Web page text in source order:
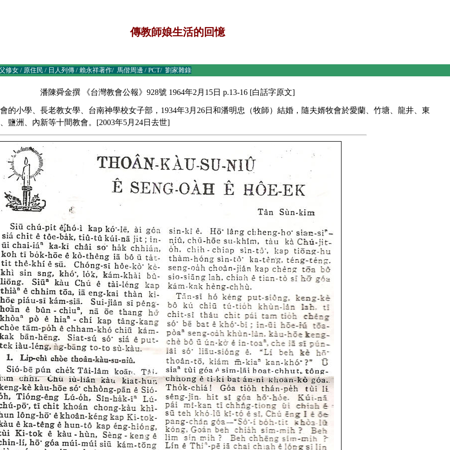
傳教師娘生活的回憶
修女 / 原住民 / 日人列傳 / 賴永祥著作/ 馬偕周邊 / PCT/ 劉家雜錄
潘陳舜金撰 《台灣教會公報》928號 1964年2月15日 p.13-16 [白話字原文]
的小學、長老教女學、台南神學校女子部，1934年3月26日和潘明忠（牧師）結婚，隨夫婿牧會於愛蘭、竹塘、龍井、東
鹽洲、內新等十間教會。[2003年5月24日去世]